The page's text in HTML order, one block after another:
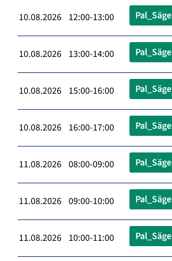
10.08.2026 12:00-13:00 Pal_Säge
10.08.2026 13:00-14:00 Pal_Säge
10.08.2026 15:00-16:00 Pal_Säge
10.08.2026 16:00-17:00 Pal_Säge
11.08.2026 08:00-09:00 Pal_Säge
11.08.2026 09:00-10:00 Pal_Säge
11.08.2026 10:00-11:00 Pal_Säge